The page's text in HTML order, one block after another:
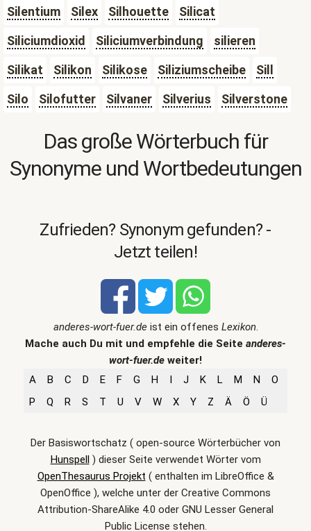
Silentium
Silex Silhouette
Silicat
Siliciumdioxid
Siliciumverbindung
silieren
Silikat
Silikon Silikose Siliziumscheibe
Sill
Silo
Silofutter Silvaner Silverius Silverstone
Das große Wörterbuch für
Synonyme und Wortbedeutungen
Zufrieden? Synonym gefunden? -
Jetzt teilen!
anderes-wort-fuer.deist ein offenes Lexikon.
Mache auch Du mit und empfehle die Seite anderes-
wort-fuer.de weiter!
A
B C D E F G H I J K L M N
O
P
Q R S T U V W X Y Z Ä Ö Ü
Der Basiswortschatz ( open-source Wörterbücher von
Hunspell) dieser Seite verwendet Wörter vom
OpenThesaurus Projekt ( enthalten im LibreOffice &
OpenOffice ), welche unter der Creative Commons
Attribution-ShareAlike 4.0 oder GNU Lesser General
Public License stehen.